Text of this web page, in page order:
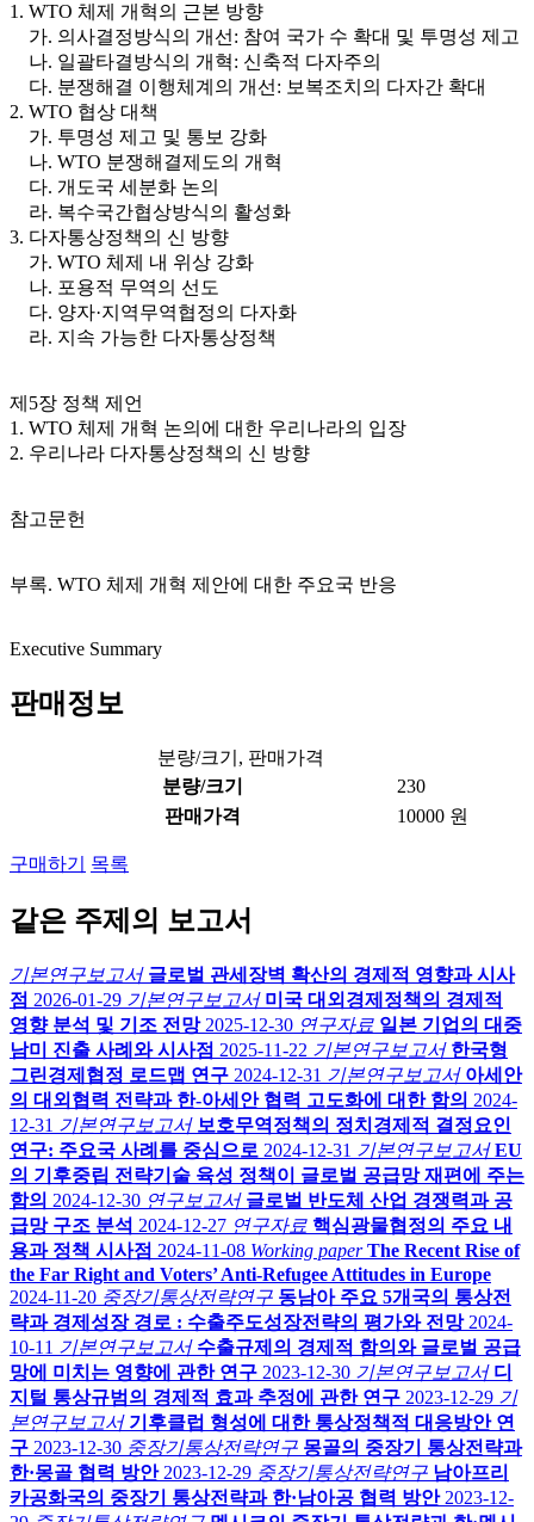
1. WTO 체제 개혁의 근본 방향
가. 의사결정방식의 개선: 참여 국가 수 확대 및 투명성 제고
나. 일괄타결방식의 개혁: 신축적 다자주의
다. 분쟁해결 이행체계의 개선: 보복조치의 다자간 확대
2. WTO 협상 대책
가. 투명성 제고 및 통보 강화
나. WTO 분쟁해결제도의 개혁
다. 개도국 세분화 논의
라. 복수국간협상방식의 활성화
3. 다자통상정책의 신 방향
가. WTO 체제 내 위상 강화
나. 포용적 무역의 선도
다. 양자·지역무역협정의 다자화
라. 지속 가능한 다자통상정책
제5장 정책 제언
1. WTO 체제 개혁 논의에 대한 우리나라의 입장
2. 우리나라 다자통상정책의 신 방향
참고문헌
부록. WTO 체제 개혁 제안에 대한 주요국 반응
Executive Summary
판매정보
분량/크기, 판매가격
분량/크기
230
판매가격
10000 원
구매하기 목록
같은 주제의 보고서
기본연구보고서 글로벌 관세장벽 확산의 경제적 영향과 시사
점 2026-01-29 기본연구보고서 미국 대외경제정책의 경제적
영향 분석 및 기조 전망 2025-12-30 연구자료 일본 기업의 대중
남미 진출 사례와 시사점 2025-11-22 기본연구보고서 한국형
그린경제협정 로드맵 연구 2024-12-31 기본연구보고서 아세안
의 대외협력 전략과 한-아세안 협력 고도화에 대한 함의 2024-
12-31 기본연구보고서 보호무역정책의 정치경제적 결정요인
연구: 주요국 사례를 중심으로 2024-12-31 기본연구보고서 EU
의 기후중립 전략기술 육성 정책이 글로벌 공급망 재편에 주는
함의 2024-12-30 연구보고서 글로벌 반도체 산업 경쟁력과 공
급망 구조 분석 2024-12-27 연구자료 핵심광물협정의 주요 내
용과 정책 시사점 2024-11-08 Working paper The Recent Rise of
the Far Right and Voters’ Anti-Refugee Attitudes in Europe
2024-11-20 중장기통상전략연구 동남아 주요 5개국의 통상전
략과 경제성장 경로 : 수출주도성장전략의 평가와 전망 2024-
10-11 기본연구보고서 수출규제의 경제적 함의와 글로벌 공급
망에 미치는 영향에 관한 연구 2023-12-30 기본연구보고서 디
지털 통상규범의 경제적 효과 추정에 관한 연구 2023-12-29 기
본연구보고서 기후클럽 형성에 대한 통상정책적 대응방안 연
구 2023-12-30 중장기통상전략연구 몽골의 중장기 통상전략과
한·몽골 협력 방안 2023-12-29 중장기통상전략연구 남아프리
카공화국의 중장기 통상전략과 한·남아공 협력 방안 2023-12-